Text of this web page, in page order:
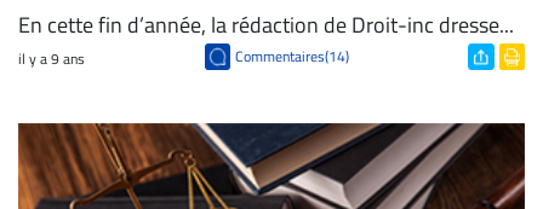
En cette fin d’année, la rédaction de Droit-inc dresse...
il y a 9 ans Commentaires(14)